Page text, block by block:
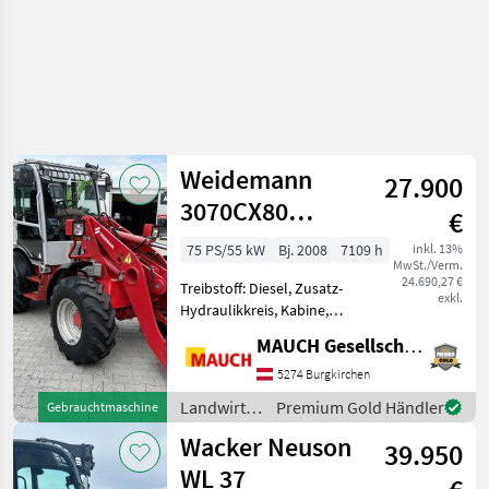
Gebrauchtmaschine
Weidemann
3070CX80
Kabine PZ
27.900
€
inkl. 13%
MwSt./Verm.
24.690,27 €
exkl.
75 PS/55 kW Bj. 2008
7109 h
Treibstoff: Diesel, Zusatz-
Hydraulikkreis, Kabine,
Schnellwechselrahmen,
hydr. Geräteverriegelung
Weidemann 3070 CX 80
Radlader mit - 4 Zylinder
Deutz Motor -
MAUCH Gesellschaft m.b.H. & Co.KG
5274 Burgkirchen
Landwirtsch.
Motorfahrzeuge
/
Weidemann
Premium Gold Händler
Wacker Neuson
WL 37
39.950